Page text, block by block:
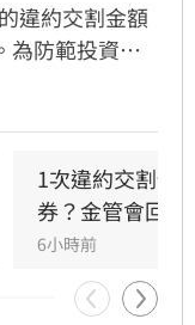
違約交割金額
為防範投資人
會擬祭出鐵腕
堂」的極端槓
合跨機構數
化，全面防堵
投資基本面，
1次違約交割預
券？金管會回應
6小時前